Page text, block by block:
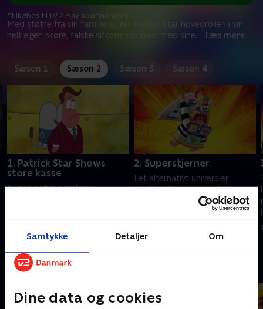
Samtykke Detaljer Om
Dine data og cookies
Med støtte fra sin familie spiller Patrick Star hovedrollen i sin
helt egen skøre, falske sitcom sammen med sine... Læs mere
*tilkøbes til TV 2 Play abonnement
Sæson 1 Sæson 2 Sæson 3 Sæson 4
1. Patrick Star Shows
store kasse
Patricks show sælger
for flere gameshows
17. juli 2024 • 21 min
2. Superstjerner
I et alternativt univers er
familien Stjerne superhelte -
det tror de i hvert fald selv.
kunstmuseum
Andre så også